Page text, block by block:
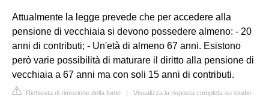
Attualmente la legge prevede che per accedere alla
pensione di vecchiaia si devono possedere almeno: - 20
anni di contributi; - Un'età di almeno 67 anni. Esistono
però varie possibilità di maturare il diritto alla pensione di
vecchiaia a 67 anni ma con soli 15 anni di contributi.
Richiesta di rimozione della fonte | Visualizza la risposta completa su studio-